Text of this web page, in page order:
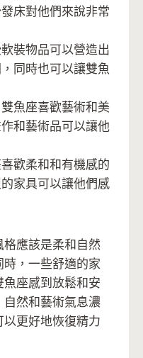
床對他們來說非常
裝物品可以營造出
同時也可以讓雙魚
魚座喜歡藝術和美
和藝術品可以讓他
歡柔和和有機感的
家具可以讓他們感
應該是柔和自然
，一些舒適的家
座感到放鬆和安
自然和藝術氣息濃
更好地恢復精力